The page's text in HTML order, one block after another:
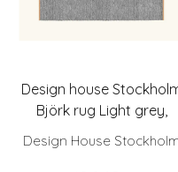
Design house
Björk rug Light grey,
200x300cm
Design House